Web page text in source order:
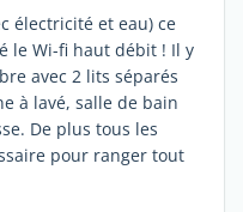
électricité et eau) ce
le Wi-fi haut débit ! Il y
avec 2 lits séparés
à lavé, salle de bain
De plus tous les
pour ranger tout